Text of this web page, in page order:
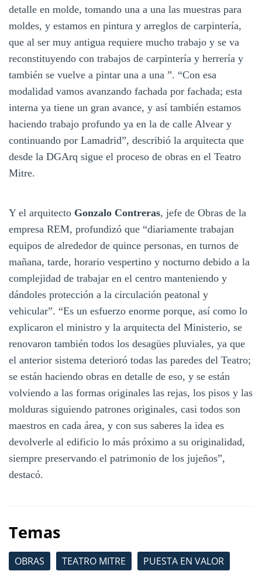
detalle en molde, tomando una a una las muestras para
moldes, y estamos en pintura y arreglos de carpintería,
que al ser muy antigua requiere mucho trabajo y se va
reconstituyendo con trabajos de carpintería y herrería y
también se vuelve a pintar una a una ”. “Con esa
modalidad vamos avanzando fachada por fachada; esta
interna ya tiene un gran avance, y así también estamos
haciendo trabajo profundo ya en la de calle Alvear y
continuando por Lamadrid”, describió la arquitecta que
desde la DGArq sigue el proceso de obras en el Teatro
Mitre.
Y el arquitecto Gonzalo Contreras, jefe de Obras de la
empresa REM, profundizó que “diariamente trabajan
equipos de alrededor de quince personas, en turnos de
mañana, tarde, horario vespertino y nocturno debido a la
complejidad de trabajar en el centro manteniendo y
dándoles protección a la circulación peatonal y
vehicular”. “Es un esfuerzo enorme porque, así como lo
explicaron el ministro y la arquitecta del Ministerio, se
renovaron también todos los desagües pluviales, ya que
el anterior sistema deterioró todas las paredes del Teatro;
se están haciendo obras en detalle de eso, y se están
volviendo a las formas originales las rejas, los pisos y las
molduras siguiendo patrones originales, casi todos son
maestros en cada área, y con sus saberes la idea es
devolverle al edificio lo más próximo a su originalidad,
siempre preservando el patrimonio de los jujeños”,
destacó.
Temas
OBRAS TEATRO MITRE PUESTA EN VALOR